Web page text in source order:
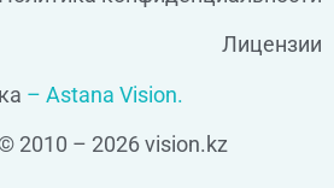
Лицензии
– Astana Vision.
2010 – 2026 vision.kz